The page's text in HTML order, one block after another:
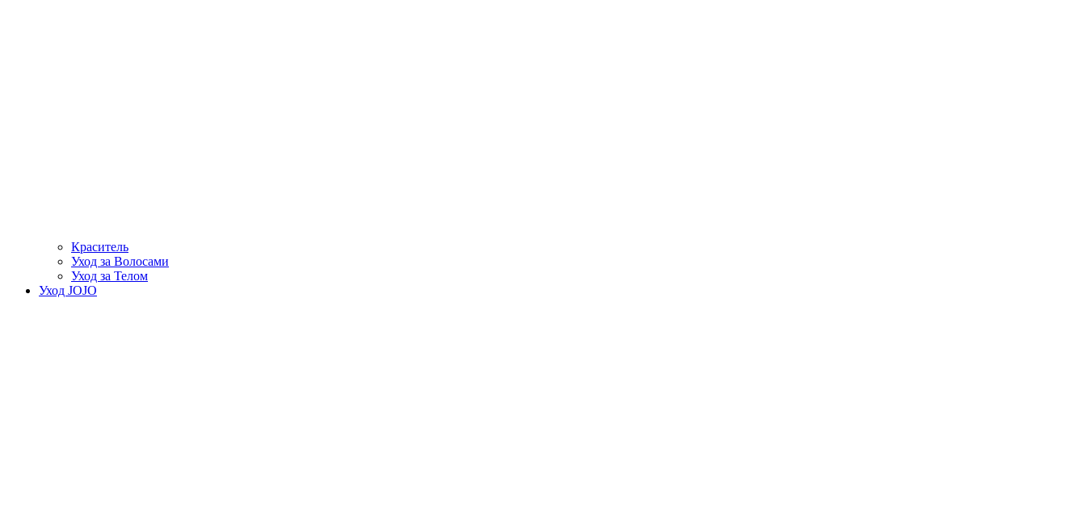
Краситель
Уход за Волосами
Уход за Телом
Уход JOJO